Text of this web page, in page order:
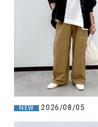
NEW 2026/08/05